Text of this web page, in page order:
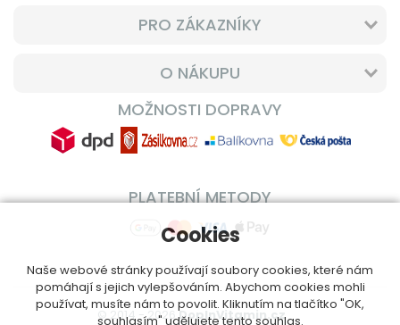
PRO ZÁKAZNÍKY
O NÁKUPU
MOŽNOSTI DOPRAVY
PLATEBNÍ METODY
© 2014 - 2026DoplnVitamin.cz
Cookies
Naše webové stránky používají soubory cookies, které nám
pomáhají s jejich vylepšováním. Abychom cookies mohli
používat, musíte nám to povolit. Kliknutím na tlačítko "OK,
souhlasím" udělujete tento souhlas.